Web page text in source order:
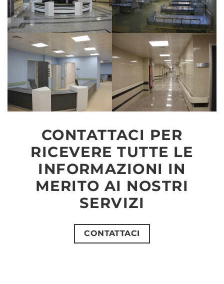
CONTATTACI PER
RICEVERE TUTTE LE
INFORMAZIONI IN
MERITO AI NOSTRI
SERVIZI
CONTATTACI